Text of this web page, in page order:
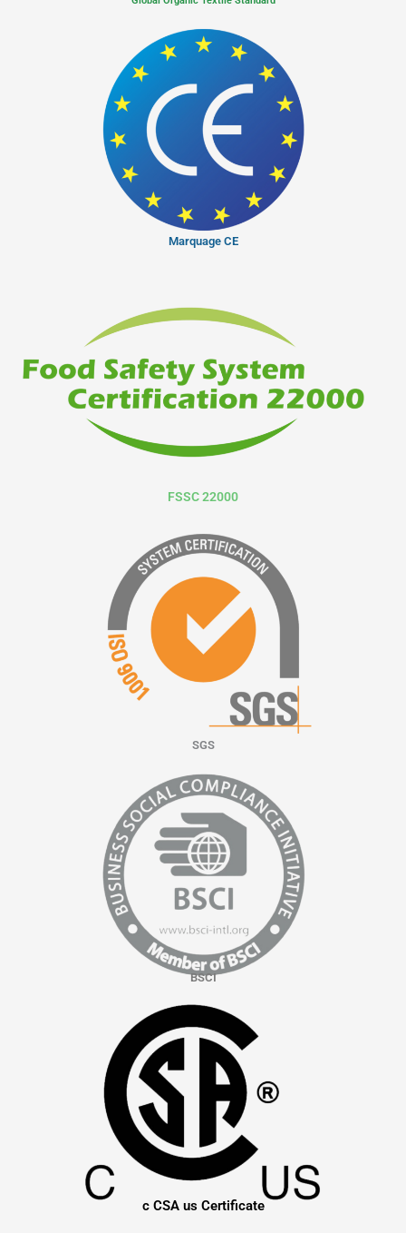
Marquage CE
FSSC 22000
SGS
BSCI
c CSA us Certificate